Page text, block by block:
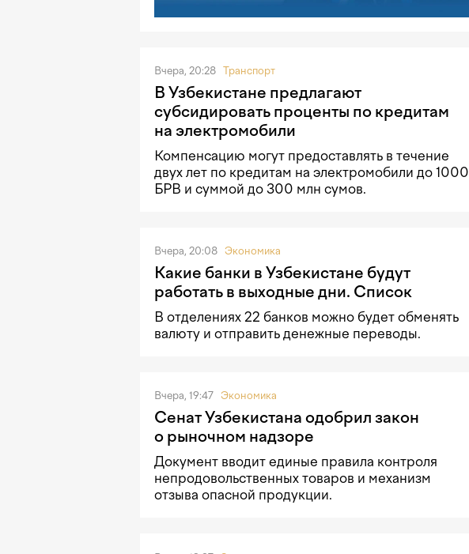
Вчера, 20:28 Транспорт
В Узбекистане предлагают
субсидировать проценты по кредитам
на электромобили
Компенсацию могут предоставлять в течение
двух лет по кредитам на электромобили до 1000
БРВ и суммой до 300 млн сумов.
Вчера, 20:08 Экономика
Какие банки в Узбекистане будут
работать в выходные дни. Список
В отделениях 22 банков можно будет обменять
валюту и отправить денежные переводы.
Вчера, 19:47 Экономика
Сенат Узбекистана одобрил закон
о рыночном надзоре
Документ вводит единые правила контроля
непродовольственных товаров и механизм
отзыва опасной продукции.